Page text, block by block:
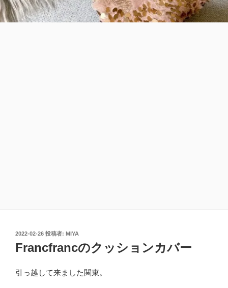
投
稿
日:
2022-02-26 投稿者: MIYA
Francfrancのクッションカバー
引っ越して来ました関東。